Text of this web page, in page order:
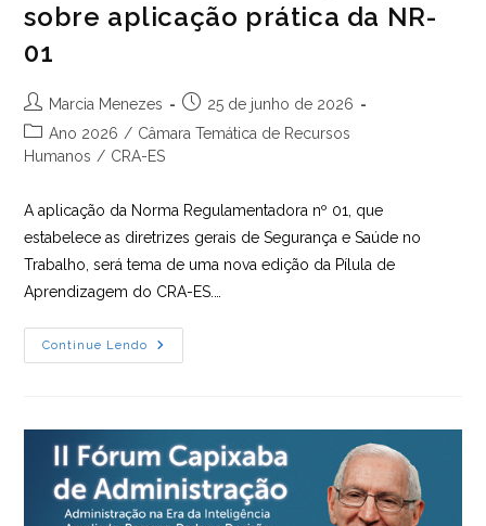
sobre aplicação prática da NR-
01
Autor
do
post:
Marcia Menezes
Post
publicado:
25 de junho de 2026
Categoria
do
Ano 2026 / Câmara Temática de Recursos
Humanos / CRA-ES
A aplicação da Norma Regulamentadora nº 01, que
estabelece as diretrizes gerais de Segurança e Saúde no
Trabalho, será tema de uma nova edição da Pílula de
Aprendizagem do CRA-ES.…
Continue Lendo
CRA-
ES
Prática
Da
NR-
01